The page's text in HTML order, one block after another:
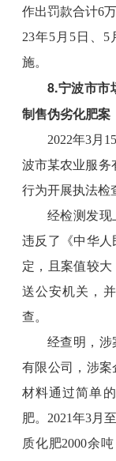
作出罚款合计6
23年5月5日、
施。
8.宁波市市
制售伪劣化肥案
2022年3月
波市某农业服务
行为开展执法检
经检测发现
违反了《中华
定，且案值较
送公安机关，
查。
经查明，涉
有限公司，涉
材料通过简单
肥。2021年3月
质化肥2000余